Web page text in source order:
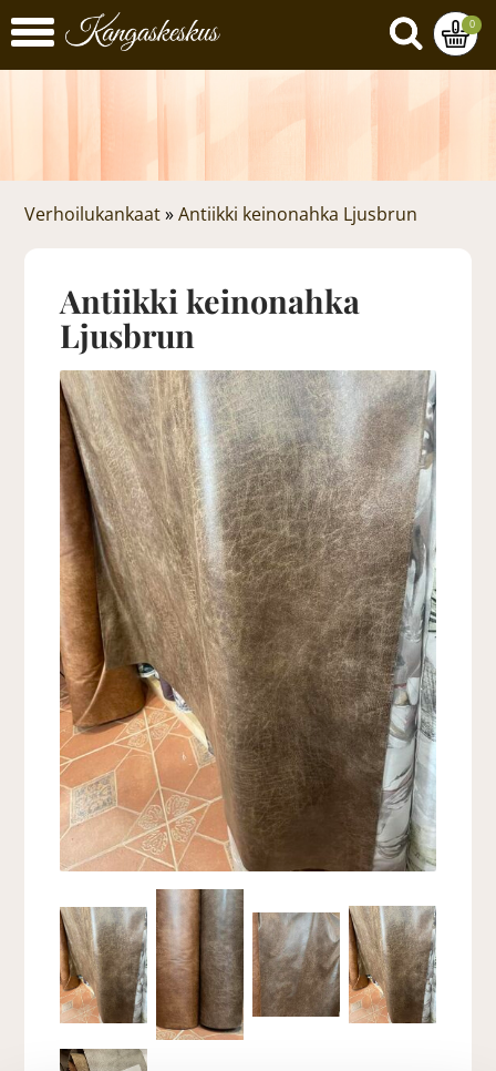
0
Verhoilukankaat »Antiikki keinonahka Ljusbrun
Antiikki keinonahka
Ljusbrun